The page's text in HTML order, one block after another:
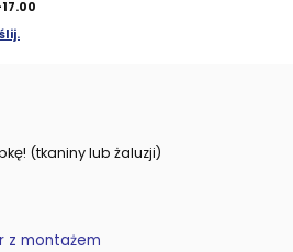
(tkaniny lub żaluzji)
z montażem